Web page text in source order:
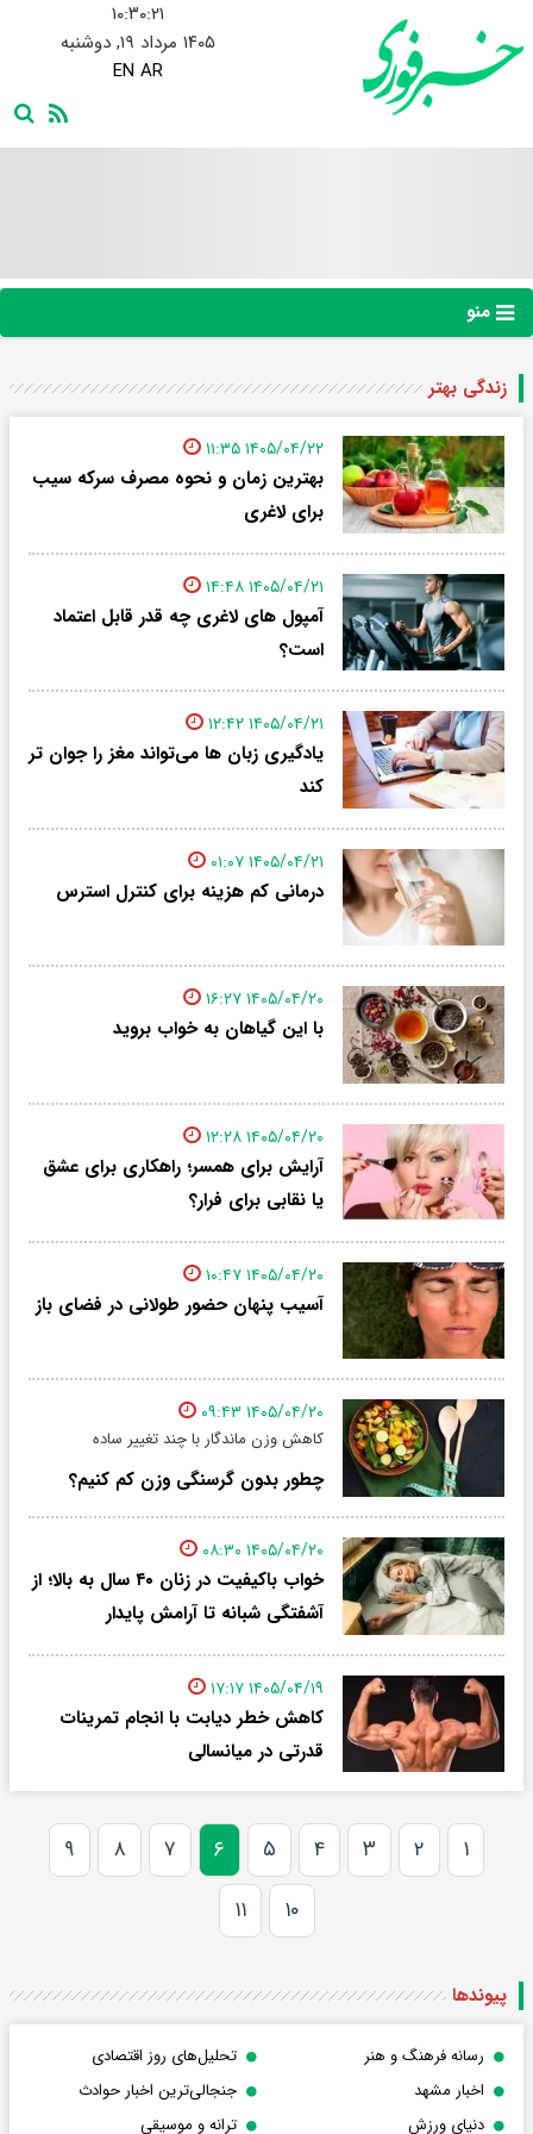
۱۰:۳۰:۲۱
۱۴۰۵ مرداد ۱۹, دوشنبه
EN AR
منو
زندگی بهتر
۱۴۰۵/۰۴/۲۲ ۱۱:۳۵
بهترین زمان و نحوه مصرف سرکه سیب
برای لاغری
۱۴۰۵/۰۴/۲۱ ۱۴:۴۸
آمپول های لاغری چه قدر قابل اعتماد
است؟
۱۴۰۵/۰۴/۲۱ ۱۲:۴۲
یادگیری زبان ها می‌تواند مغز را جوان تر
کند
۱۴۰۵/۰۴/۲۱ ۰۱:۰۷
درمانی کم هزینه برای کنترل استرس
۱۴۰۵/۰۴/۲۰ ۱۶:۲۷
با این گیاهان به خواب بروید
۱۴۰۵/۰۴/۲۰ ۱۲:۲۸
آرایش برای همسر؛ راهکاری برای عشق
یا نقابی برای فرار؟
۱۴۰۵/۰۴/۲۰ ۱۰:۴۷
آسیب پنهان حضور طولانی در فضای باز
۱۴۰۵/۰۴/۲۰ ۰۹:۴۳
کاهش وزن ماندگار با چند تغییر ساده
چطور بدون گرسنگی وزن کم کنیم؟
۱۴۰۵/۰۴/۲۰ ۰۸:۳۰
خواب باکیفیت در زنان ۴۰ سال به بالا؛ از
آشفتگی شبانه تا آرامش پایدار
۱۴۰۵/۰۴/۱۹ ۱۷:۱۷
کاهش خطر دیابت با انجام تمرینات
قدرتی در میانسالی
۱ ۲ ۳ ۴ ۵ ۶ ۷ ۸
۹
۱۰
۱۱
پیوندها
رسانه فرهنگ و هنر
تحلیل‌های روز اقتصادی
اخبار مشهد
جنجالی‌ترین اخبار حوادث
دنیای ورزش
ترانه و موسیقی